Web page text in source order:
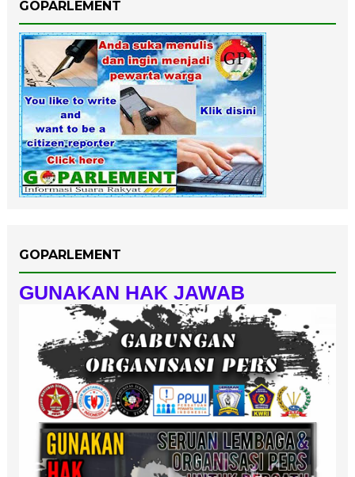
GOPARLEMENT
GOPARLEMENT
GUNAKAN HAK JAWAB